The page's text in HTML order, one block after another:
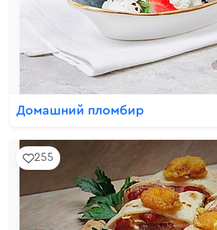
Домашний пломбир
255